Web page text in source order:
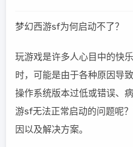
梦幻西游sf为何启动不了？
玩游戏是许多人心目中的快
时，可能是由于各种原因导
操作系统版本过低或错误、
游sf无法正常启动的问题呢
因以及解决方案。